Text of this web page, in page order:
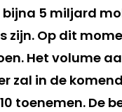
bijna 5 miljard
zijn. Op dit
Het volume
zal in de
toenemen. De